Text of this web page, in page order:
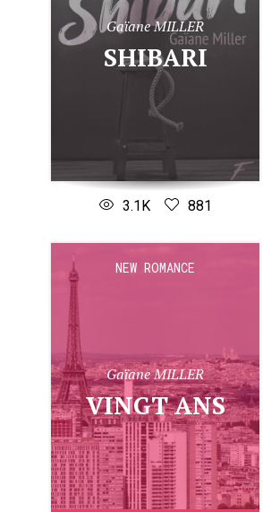
Gaïane MILLER
SHIBARI
3.1K 881
NEW ROMANCE
Gaïane MILLER
VINGT ANS